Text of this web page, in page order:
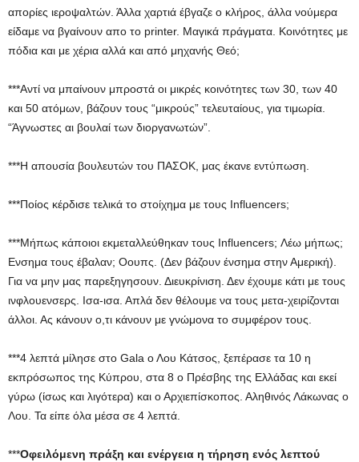
απορίες ιεροψαλτών. Άλλα χαρτιά έβγαζε ο κλήρος, άλλα νούμερα
είδαμε να βγαίνουν απο το printer. Mαγικά πράγματα. Κοινότητες με
πόδια και με χέρια αλλά και από μηχανής Θεό;
***Αντί να μπαίνουν μπροστά οι μικρές κοινότητες των 30, των 40
και 50 ατόμων, βάζουν τους “μικρούς” τελευταίους, για τιμωρία.
“Άγνωστες αι βουλαί των διοργανωτών”.
***Η απουσία βουλευτών του ΠΑΣΟΚ, μας έκανε εντύπωση.
***Ποίος κέρδισε τελικά το στοίχημα με τους Influencers;
***Μήπως κάποιοι εκμεταλλεύθηκαν τους Influencers; Λέω μήπως;
Eνσημα τους έβαλαν; Οουπς. (Δεν βάζουν ένσημα στην Αμερική).
Για να μην μας παρεξηγησουν. Διευκρίνιση. Δεν έχουμε κάτι με τους
ινφλουενσερς. Ισα-ισα. Απλά δεν θέλουμε να τους μετα-χειρίζονται
άλλοι. Ας κάνουν ο,τι κάνουν με γνώμονα το συμφέρον τους.
***4 λεπτά μίλησε στο Gala ο Λου Kάτσος, ξεπέρασε τα 10 η
εκπρόσωπος της Κύπρου, στα 8 ο Πρέσβης της Ελλάδας και εκεί
γύρω (ίσως και λιγότερα) και ο Αρχιεπίσκοπος. Αληθινός Λάκωνας ο
Λου. Τα είπε όλα μέσα σε 4 λεπτά.
***Οφειλόμενη πράξη και ενέργεια η τήρηση ενός λεπτού